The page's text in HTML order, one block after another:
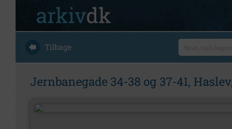
Tilbage
Jernbanegade 34-38 og 37-41,